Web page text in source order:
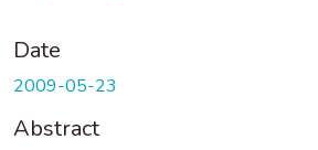
Date
2009-05-23
Abstract